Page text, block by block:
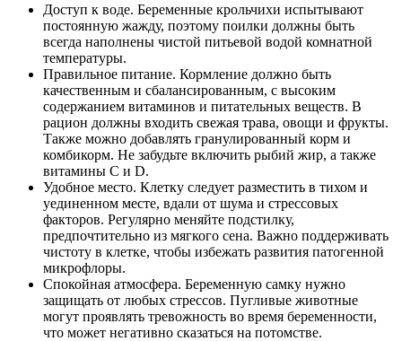
Доступ к воде. Беременные крольчихи испытывают
постоянную жажду, поэтому поилки должны быть
всегда наполнены чистой питьевой водой комнатной
температуры.
Правильное питание. Кормление должно быть
качественным и сбалансированным, с высоким
содержанием витаминов и питательных веществ. В
рацион должны входить свежая трава, овощи и фрукты.
Также можно добавлять гранулированный корм и
комбикорм. Не забудьте включить рыбий жир, а также
витамины С и D.
Удобное место. Клетку следует разместить в тихом и
уединенном месте, вдали от шума и стрессовых
факторов. Регулярно меняйте подстилку,
предпочтительно из мягкого сена. Важно поддерживать
чистоту в клетке, чтобы избежать развития патогенной
микрофлоры.
Спокойная атмосфера. Беременную самку нужно
защищать от любых стрессов. Пугливые животные
могут проявлять тревожность во время беременности,
что может негативно сказаться на потомстве.